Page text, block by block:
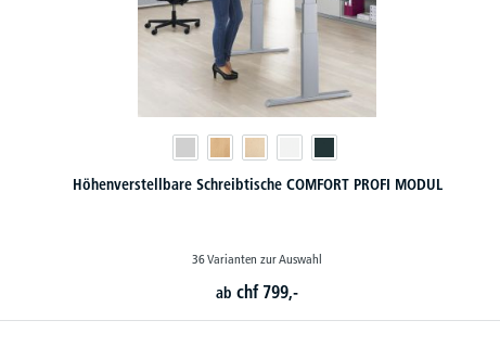
Höhenverstellbare Schreibtische COMFORT PROFI MODUL
36 Varianten zur Auswahl
ab chf 799,-